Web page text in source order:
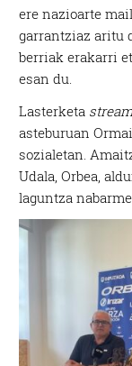
ere nazioarte
garrantziaz aritu
berriak erakarri
esan du.
Lasterketa
asteburuan
sozialetan.
Udala, Orbea,
laguntza